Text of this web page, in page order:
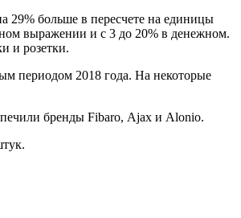
29% больше в пересчете на единицы
выражении и с 3 до 20% в денежном.
и розетки.
периодом 2018 года. На некоторые
бренды Fibaro, Ajax и Alonio.